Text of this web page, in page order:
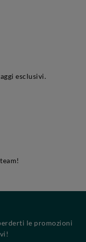
esclusivi.
le promozioni